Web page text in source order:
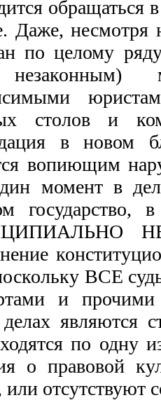
обращаться
Даже, несмотря
по целому
столов и
в новом
вопиющим
момент в
государство,
ВСЕ
и прочими
делах
по одну
о правовой
или отсутствуют